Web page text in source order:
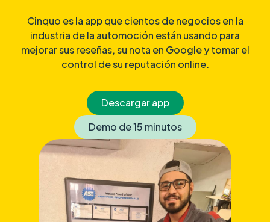
Cinquo es la app que cientos de negocios en la
industria de la automoción están usando para
mejorar sus reseñas, su nota en Google y tomar el
control de su reputación online.
Descargar app
Demo de 15 minutos